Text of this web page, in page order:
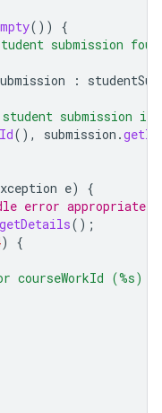
())
{
submission
:
submission id
(), submission .getId
e)
{
error appropriately
getDetails();
)
{
courseWorkId (%s)